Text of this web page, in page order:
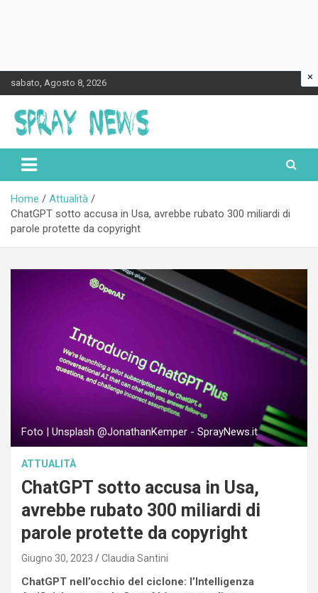
to
content
sabato, Agosto 8, 2026
Spraynews.it
Home
Attualità
ChatGPT sotto accusa in Usa, avrebbe rubato 300 miliardi di
parole protette da copyright
Foto | Unsplash @JonathanKemper - SprayNews.it
ATTUALITÀ
ChatGPT sotto accusa in Usa,
avrebbe rubato 300 miliardi di
parole protette da copyright
Giugno 30, 2023 Claudia Santini
ChatGPT nell’occhio del ciclone: l’Intelligenza
×